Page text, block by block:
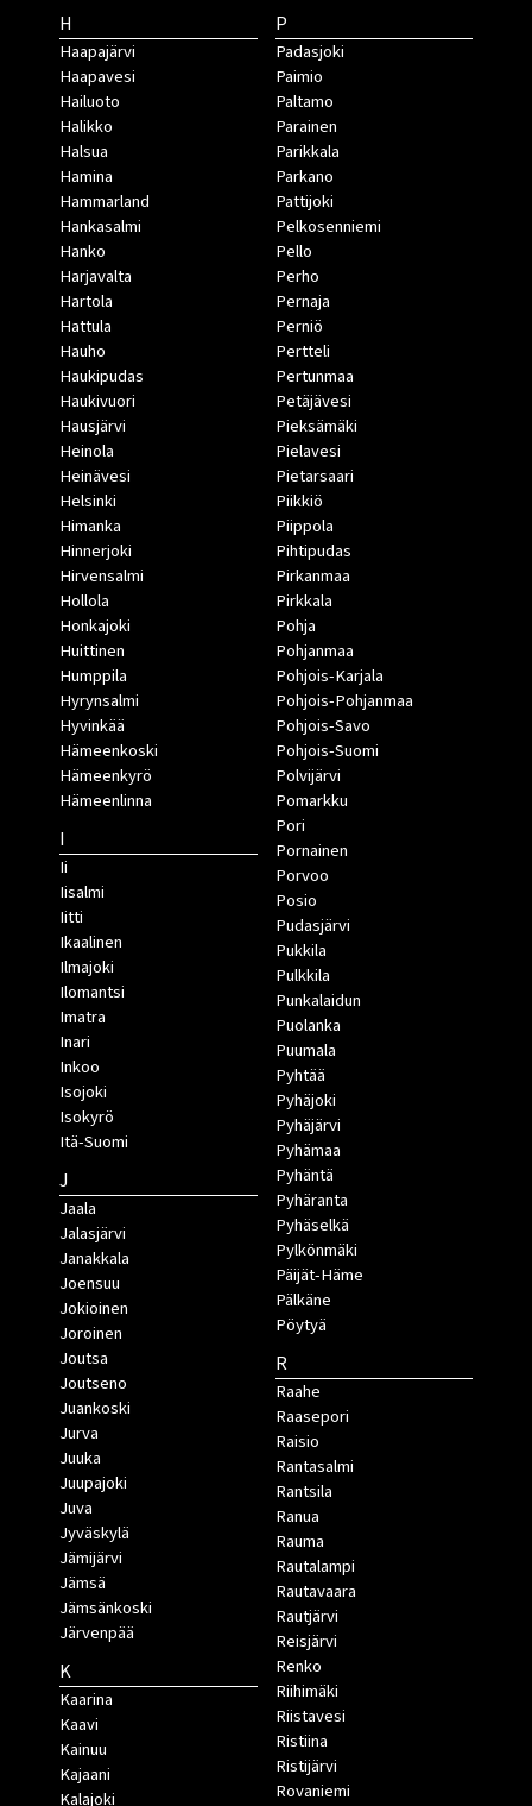
H
Haapajärvi
Haapavesi
Hailuoto
Halikko
Halsua
Hamina
Hammarland
Hankasalmi
Hanko
Harjavalta
Hartola
Hattula
Hauho
Haukipudas
Haukivuori
Hausjärvi
Heinola
Heinävesi
Helsinki
Himanka
Hinnerjoki
Hirvensalmi
Hollola
Honkajoki
Huittinen
Humppila
Hyrynsalmi
Hyvinkää
Hämeenkoski
Hämeenkyrö
Hämeenlinna
I
Ii
Iisalmi
Iitti
Ikaalinen
Ilmajoki
Ilomantsi
Imatra
Inari
Inkoo
Isojoki
Isokyrö
Itä-Suomi
J
Jaala
Jalasjärvi
Janakkala
Joensuu
Jokioinen
Joroinen
Joutsa
Joutseno
Juankoski
Jurva
Juuka
Juupajoki
Juva
Jyväskylä
Jämijärvi
Jämsä
Jämsänkoski
Järvenpää
K
Kaarina
Kaavi
Kainuu
Kajaani
Kalajoki
P
Padasjoki
Paimio
Paltamo
Parainen
Parikkala
Parkano
Pattijoki
Pelkosenniemi
Pello
Perho
Pernaja
Perniö
Pertteli
Pertunmaa
Petäjävesi
Pieksämäki
Pielavesi
Pietarsaari
Piikkiö
Piippola
Pihtipudas
Pirkanmaa
Pirkkala
Pohja
Pohjanmaa
Pohjois-Karjala
Pohjois-Pohjanmaa
Pohjois-Savo
Pohjois-Suomi
Polvijärvi
Pomarkku
Pori
Pornainen
Porvoo
Posio
Pudasjärvi
Pukkila
Pulkkila
Punkalaidun
Puolanka
Puumala
Pyhtää
Pyhäjoki
Pyhäjärvi
Pyhämaa
Pyhäntä
Pyhäranta
Pyhäselkä
Pylkönmäki
Päijät-Häme
Pälkäne
Pöytyä
R
Raahe
Raasepori
Raisio
Rantasalmi
Rantsila
Ranua
Rauma
Rautalampi
Rautavaara
Rautjärvi
Reisjärvi
Renko
Riihimäki
Riistavesi
Ristiina
Ristijärvi
Rovaniemi